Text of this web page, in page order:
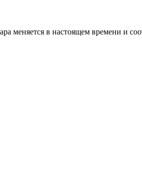
меняется в настоящем времени и